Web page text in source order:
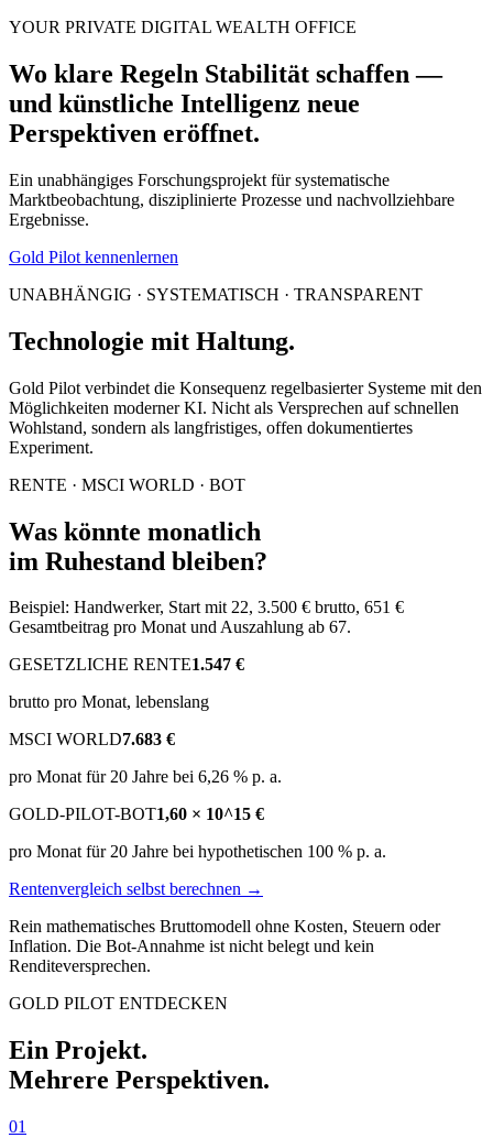
YOUR PRIVATE DIGITAL WEALTH OFFICE
Wo klare Regeln Stabilität schaffen —
und künstliche Intelligenz neue
Perspektiven eröffnet.
Ein unabhängiges Forschungsprojekt für systematische
Marktbeobachtung, disziplinierte Prozesse und nachvollziehbare
Ergebnisse.
Gold Pilot kennenlernen
UNABHÄNGIG · SYSTEMATISCH · TRANSPARENT
Technologie mit Haltung.
Gold Pilot verbindet die Konsequenz regelbasierter Systeme mit den
Möglichkeiten moderner KI. Nicht als Versprechen auf schnellen
Wohlstand, sondern als langfristiges, offen dokumentiertes
Experiment.
RENTE · MSCI WORLD · BOT
Was könnte monatlich
im Ruhestand bleiben?
Beispiel: Handwerker, Start mit 22, 3.500 € brutto, 651 €
Gesamtbeitrag pro Monat und Auszahlung ab 67.
GESETZLICHE RENTE1.547 €
brutto pro Monat, lebenslang
MSCI WORLD7.683 €
pro Monat für 20 Jahre bei 6,26 % p. a.
GOLD-PILOT-BOT1,60 × 10^15 €
pro Monat für 20 Jahre bei hypothetischen 100 % p. a.
Rentenvergleich selbst berechnen →
Rein mathematisches Bruttomodell ohne Kosten, Steuern oder
Inflation. Die Bot-Annahme ist nicht belegt und kein
Renditeversprechen.
GOLD PILOT ENTDECKEN
Ein Projekt.
Mehrere Perspektiven.
01